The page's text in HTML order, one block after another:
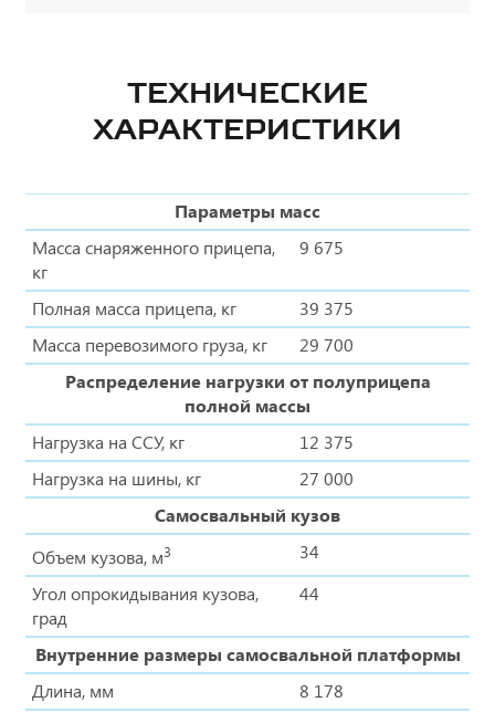
ТЕХНИЧЕСКИЕ
ХАРАКТЕРИСТИКИ
Параметры масс
Масса снаряженного прицепа,
кг
9 675
Полная масса прицепа, кг
39 375
Масса перевозимого груза, кг
29 700
Распределение нагрузки от полуприцепа
полной массы
Нагрузка на ССУ, кг
12 375
Нагрузка на шины, кг
27 000
Самосвальный кузов
Объем кузова, м3
34
Угол опрокидывания кузова,
град
44
Внутренние размеры самосвальной платформы
Длина, мм
8 178